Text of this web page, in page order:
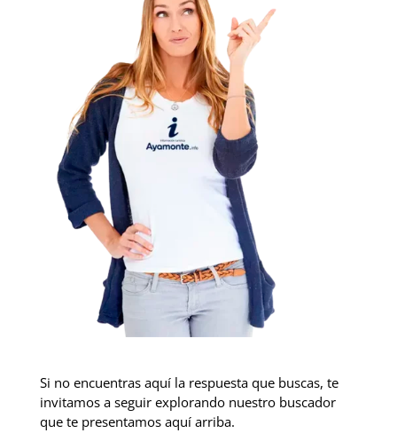
Si no encuentras aquí la respuesta que buscas, te
invitamos a seguir explorando nuestro buscador
que te presentamos aquí arriba.